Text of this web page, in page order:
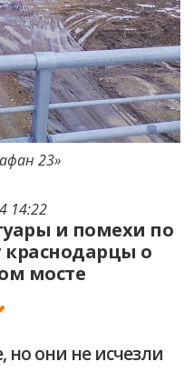
14:22
и помехи по
краснодарцы о
мосте
но они не исчезли
23»